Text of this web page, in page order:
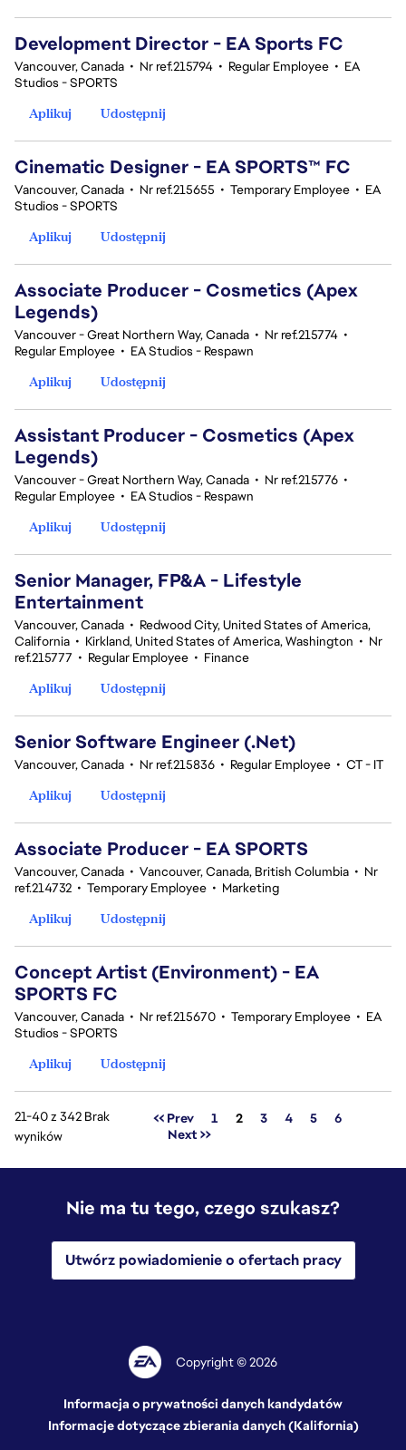
Development Director - EA Sports FC
Vancouver, Canada • Nr ref.215794 • Regular Employee • EA
Studios - SPORTS
Aplikuj
Udostępnij
Cinematic Designer - EA SPORTS™ FC
Vancouver, Canada • Nr ref.215655 • Temporary Employee • EA
Studios - SPORTS
Aplikuj
Udostępnij
Associate Producer - Cosmetics (Apex
Legends)
Vancouver - Great Northern Way, Canada • Nr ref.215774 •
Regular Employee • EA Studios - Respawn
Aplikuj
Udostępnij
Assistant Producer - Cosmetics (Apex
Legends)
Vancouver - Great Northern Way, Canada • Nr ref.215776 •
Regular Employee • EA Studios - Respawn
Aplikuj
Udostępnij
Senior Manager, FP&A - Lifestyle
Entertainment
Vancouver, Canada • Redwood City, United States of America,
California • Kirkland, United States of America, Washington • Nr
ref.215777 • Regular Employee • Finance
Aplikuj
Udostępnij
Senior Software Engineer (.Net)
Vancouver, Canada • Nr ref.215836 • Regular Employee • CT - IT
Aplikuj
Udostępnij
Associate Producer - EA SPORTS
Vancouver, Canada • Vancouver, Canada, British Columbia • Nr
ref.214732 • Temporary Employee • Marketing
Aplikuj
Udostępnij
Concept Artist (Environment) - EA
SPORTS FC
Vancouver, Canada • Nr ref.215670 • Temporary Employee • EA
Studios - SPORTS
Aplikuj
Udostępnij
21-40 z 342 Brak
wyników
<< Prev 1 Strona
2 3 4 5
6
Next >>
Nie ma tu tego, czego szukasz?
Utwórz powiadomienie o ofertach pracy
Copyright © 2026
Informacja o prywatności danych kandydatów
Informacje dotyczące zbierania danych (Kalifornia)